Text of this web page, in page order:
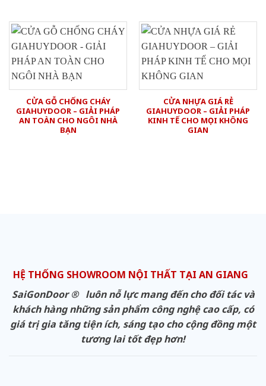
CỬA GỖ CHỐNG CHÁY
GIAHUYDOOR – GIẢI PHÁP
AN TOÀN CHO NGÔI NHÀ
BẠN
CỬA NHỰA GIÁ RẺ
GIAHUYDOOR – GIẢI PHÁP
KINH TẾ CHO MỌI KHÔNG
GIAN
HỆ THỐNG SHOWROOM NỘI THẤT TẠI AN GIANG
SaiGonDoor ® luôn nỗ lực mang đến cho đối tác và
khách hàng những sản phẩm công nghệ cao cấp, có
giá trị gia tăng tiện ích, sáng tạo cho cộng đồng một
tương lai tốt đẹp hơn!